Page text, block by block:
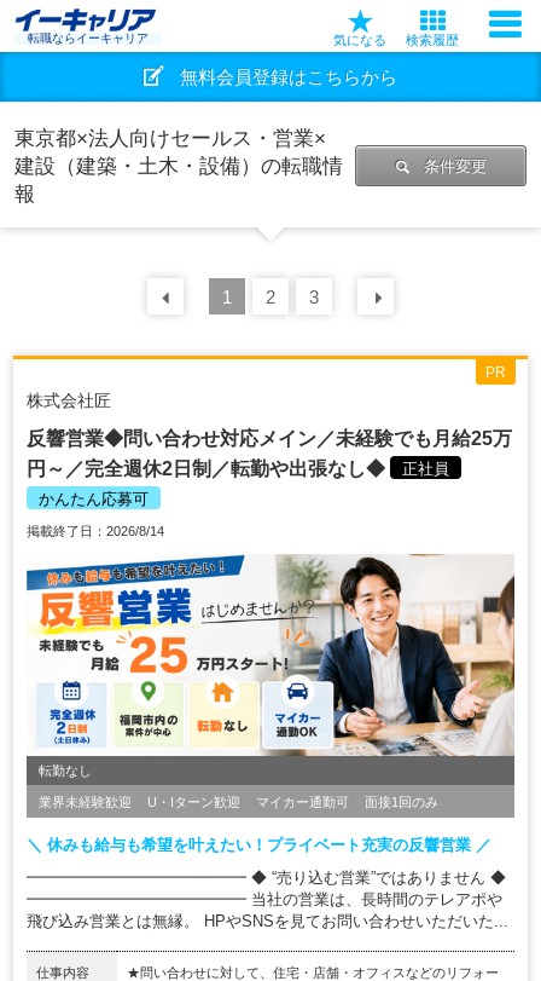
転職ならイーキャリア 気になる 検索履歴
無料会員登録はこちらから
東京都×法人向けセールス・営業×
建設（建築・土木・設備）の転職情
報
条件変更
前の 30
1 2 3
株式会社匠
反響営業◆問い合わせ対応メイン／未経験でも月給25万
円～／完全週休2日制／転勤や出張なし◆
正社員
かんたん応募可
掲載終了日：2026/8/14
転勤なし
業界未経験歓迎 U・Iターン歓迎 マイカー通勤可 面接1回のみ
＼ 休みも給与も希望を叶えたい！プライベート充実の反響営業 ／
━━━━━━━━━━━━━━ ◆ “売り込む営業”ではありません ◆
━━━━━━━━━━━━━━ 当社の営業は、長時間のテレアポや
飛び込み営業とは無縁。 HPやSNSを見てお問い合わせいただいた...
仕事内容
★問い合わせに対して、住宅・店舗・オフィスなどのリフォー
PR